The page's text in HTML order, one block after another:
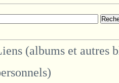
(albums et autres